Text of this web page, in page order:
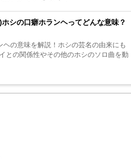
シの口癖ホランヘってどんな意味？
の意味を解説！ホシの芸名の由来にも
との関係性やその他のホシのソロ曲を動